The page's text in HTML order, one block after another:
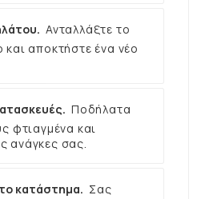
Ανταλλάξτε το
αποκτήστε ένα νέο
Ποδήλατα
φτιαγμένα και
ανάγκες σας.
κατάστημα. Σας